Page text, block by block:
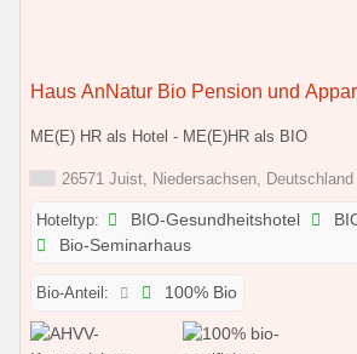
Haus AnNatur Bio Pension und
ME(E) HR als Hotel - ME(E)HR als BIO
26571 Juist, Niedersachsen, Deutschland
Hoteltyp: BIO-Gesundheitshotel
Bio-Seminarhaus
Bio-Anteil: 100% Bio